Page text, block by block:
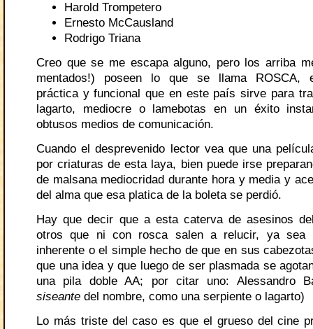
Harold Trompetero
Ernesto McCausland
Rodrigo Triana
Creo que se me escapa alguno, pero los arriba
mentados!) poseen lo que se llama ROSCA,
práctica y funcional que en este país sirve para
lagarto, mediocre o lamebotas en un éxito
obtusos medios de comunicación.
Cuando el desprevenido lector vea que una
por criaturas de esta laya, bien puede irse
de malsana mediocridad durante hora y media y
del alma que esa platica de la boleta se perdió.
Hay que decir que a esta caterva de asesinos
otros que ni con rosca salen a relucir, ya sea
inherente o el simple hecho de que en sus
que una idea y que luego de ser plasmada se
una pila doble AA; por citar uno: Alessandro
siseante del nombre, como una serpiente o lagarto)
Lo más triste del caso es que el grueso del cine